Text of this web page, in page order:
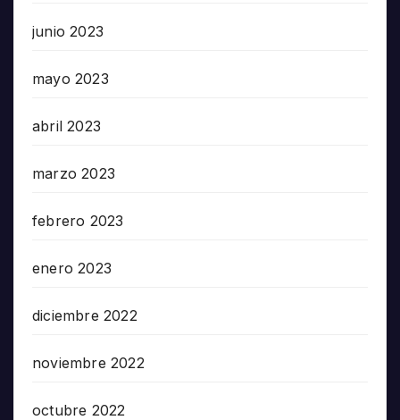
junio 2023
mayo 2023
abril 2023
marzo 2023
febrero 2023
enero 2023
diciembre 2022
noviembre 2022
octubre 2022